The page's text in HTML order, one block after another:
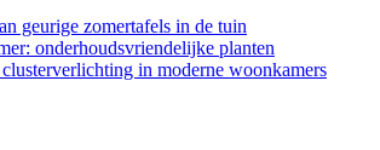
geurige zomertafels in de tuin
onderhoudsvriendelijke planten
in moderne woonkamers